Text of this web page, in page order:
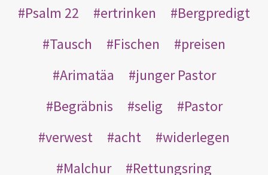
Psalm 22
ertrinken
Bergpredigt
Tausch
Fischen
preisen
Arimatäa
junger Pastor
Begräbnis
selig
Pastor
verwest
acht
widerlegen
Malchur
Rettungsring